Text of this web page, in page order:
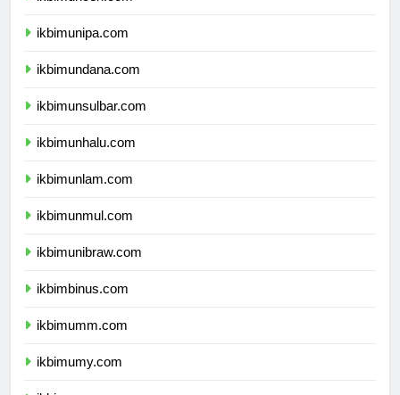
ikbimunipa.com
ikbimundana.com
ikbimunsulbar.com
ikbimunhalu.com
ikbimunlam.com
ikbimunmul.com
ikbimunibraw.com
ikbimbinus.com
ikbimumm.com
ikbimumy.com